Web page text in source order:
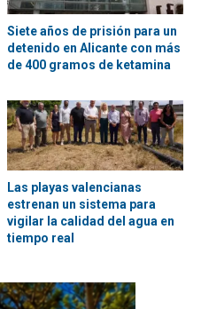
Siete años de prisión para un
detenido en Alicante con más
de 400 gramos de ketamina
Las playas valencianas
estrenan un sistema para
vigilar la calidad del agua en
tiempo real